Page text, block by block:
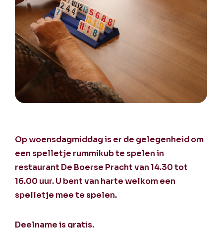
Op woensdagmiddag is er de gelegenheid om
een spelletje rummikub te spelen in
restaurant De Boerse Pracht van 14.30 tot
16.00 uur. U bent van harte welkom een
spelletje mee te spelen.
Deelname is gratis.